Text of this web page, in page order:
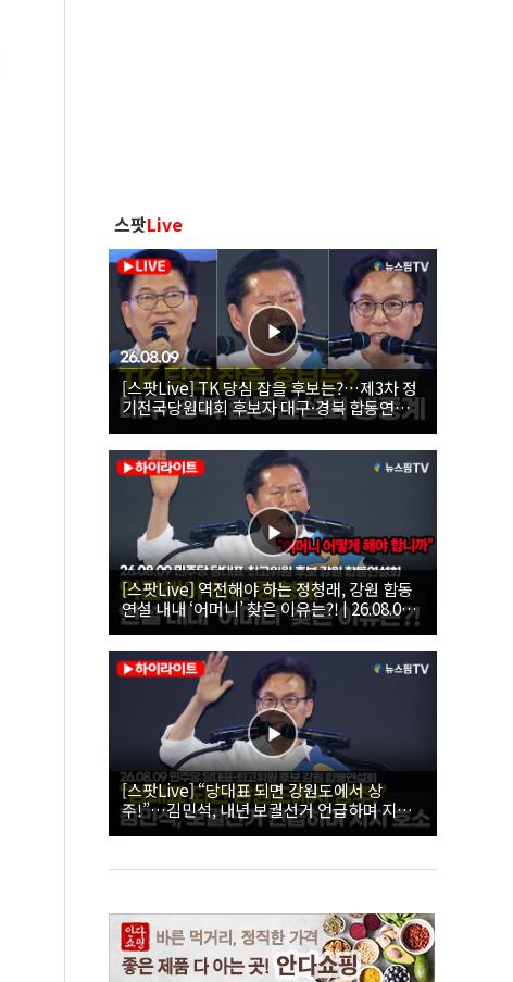
스팟Live
[스팟Live] TK 당심 잡을 후보는?…제3차 정
기전국당원대회 후보자 대구·경북 합동연설
회 생중계 | 26.08.09
[스팟Live] 역전해야 하는 정청래, 강원 합동
연설 내내 ‘어머니’ 찾은 이유는?! | 26.08.09
더불어민주당 당대표·최고위원 후보 강원 합
동연설회
[스팟Live] “당대표 되면 강원도에서 상
주!”…김민석, 내년 보궐선거 언급하며 지지
호소 | 26.08.09 더불어민주당 당대표·최고위